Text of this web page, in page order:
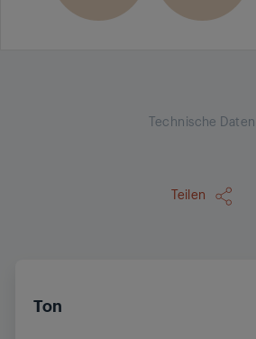
Technische Daten
Teilen
Ton